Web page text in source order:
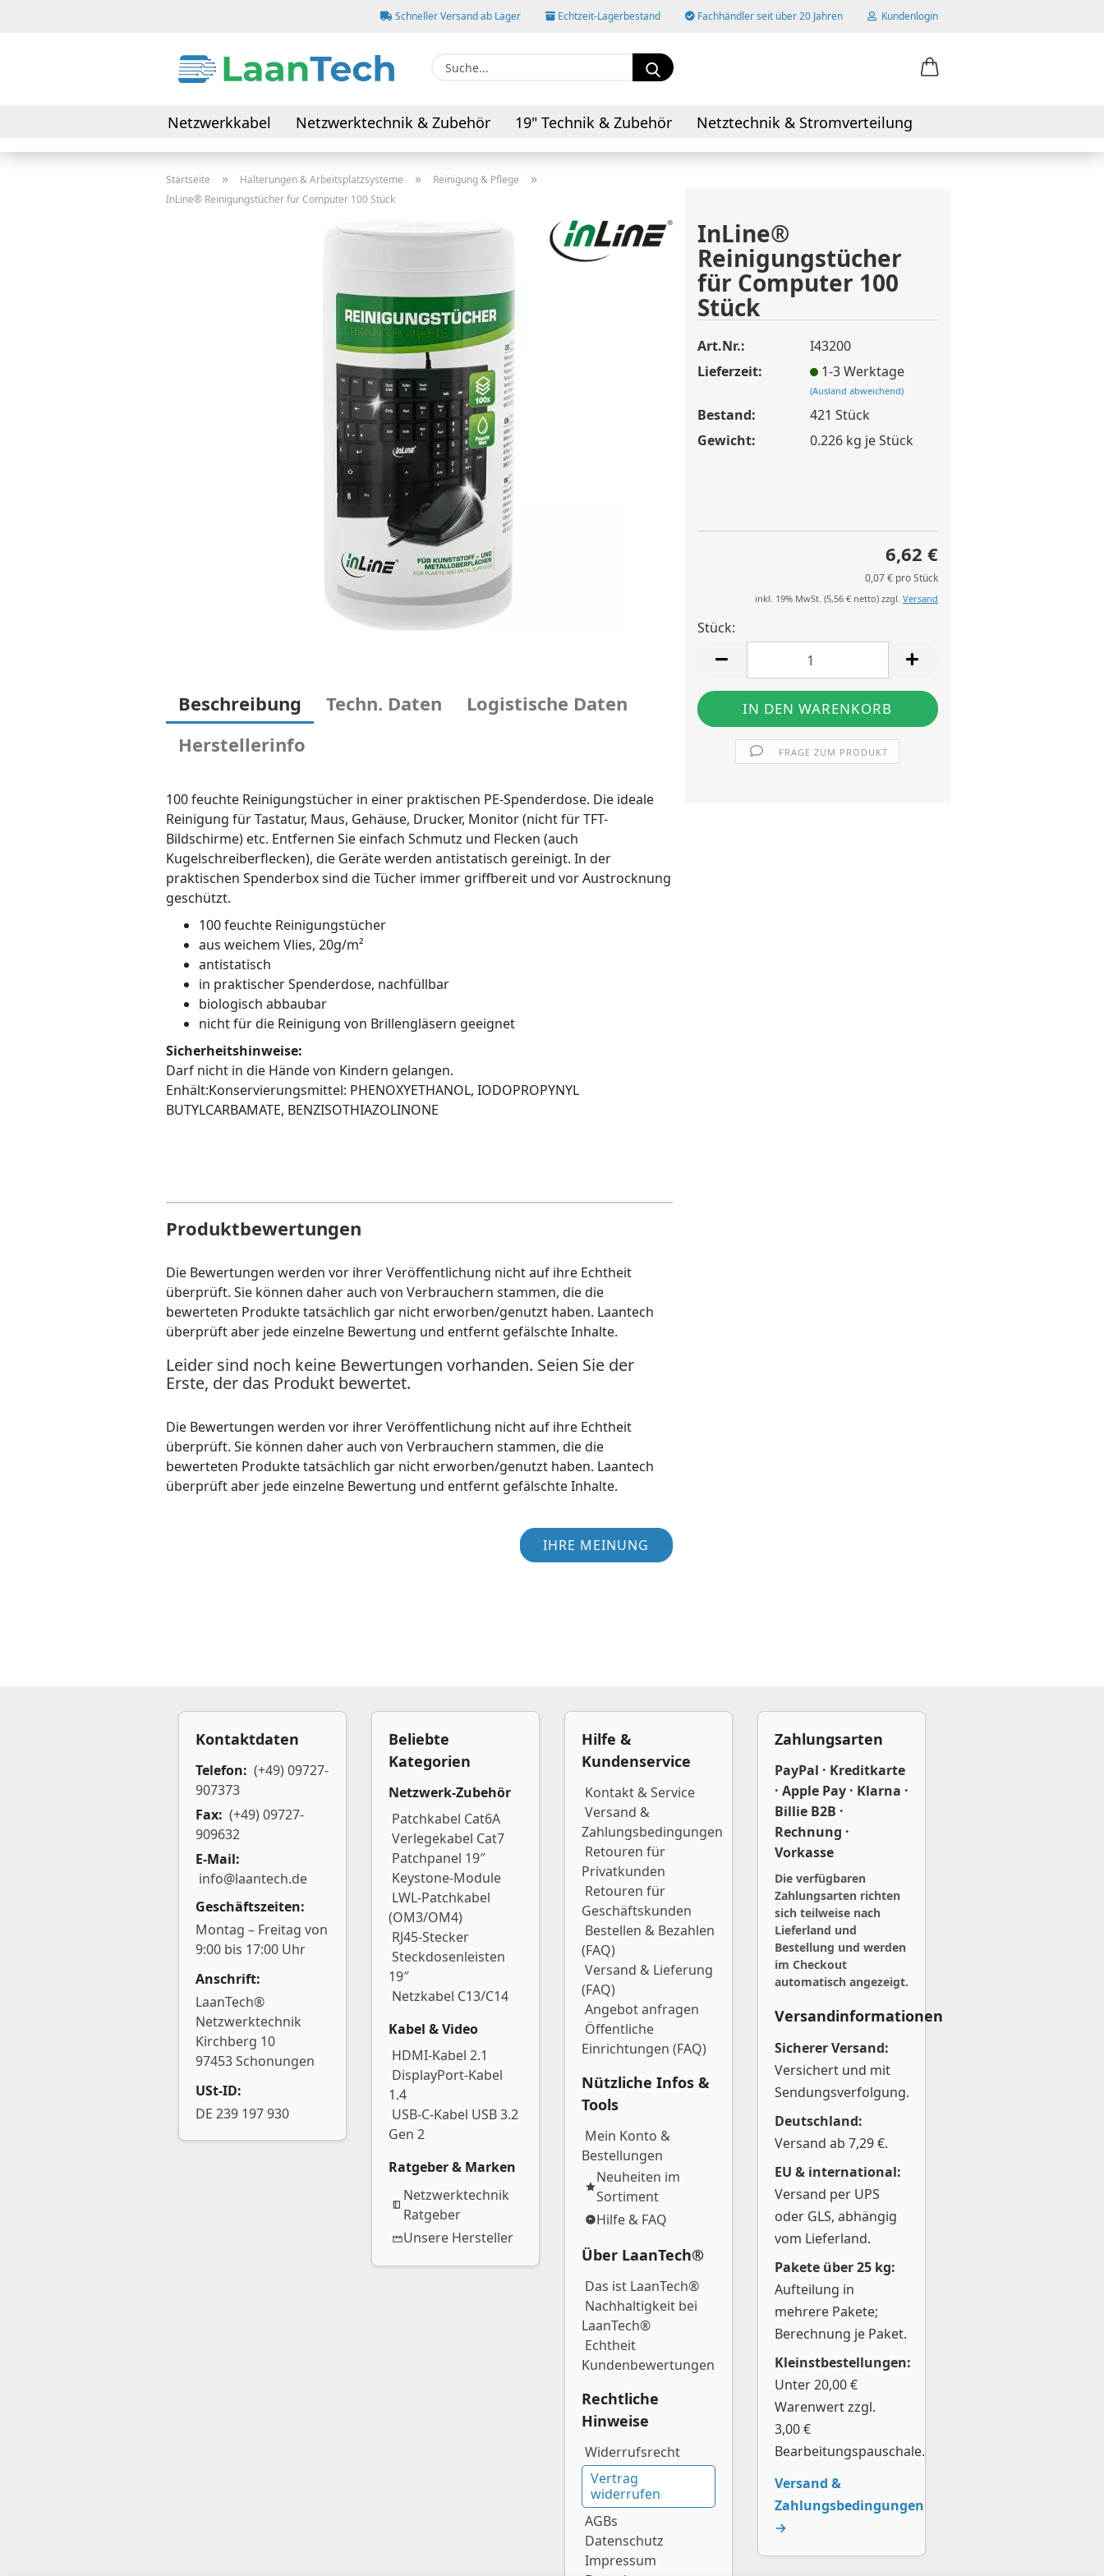
Schneller Versand ab Lager Echtzeit-Lagerbestand Fachhändler seit über 20 Jahren Kundenlogin
Passwort
Konto erstellen
Passwort vergessen?
Suche...
Netzwerkkabel Netzwerktechnik & Zubehör 19" Technik & Zubehör
Netztechnik & Stromverteilung
Daten- & Verbindungskabel
AV-Kabel & Adapter
Startseite » Halterungen & Arbeitsplatzsysteme » Reinigung & Pflege »
InLine® Reinigungstücher für Computer 100 Stück
InLine®
Reinigungstücher
für Computer 100
Stück
Art.Nr.:
I43200
Lieferzeit:
1-3 Werktage
(Ausland abweichend)
Bestand: 421 Stück
Gewicht:
0.226kg je Stück
6,62 €
0,07 € pro Stück
inkl. 19% MwSt. (5,56 € netto) zzgl. Versand
Stück:
Stück
FRAGE ZUM PRODUKT
Beschreibung Techn. Daten
Logistische Daten
Herstellerinfo
100 feuchte Reinigungstücher in einer praktischen PE-Spenderdose. Die ideale
Reinigung für Tastatur, Maus, Gehäuse, Drucker, Monitor (nicht für TFT-
Bildschirme) etc. Entfernen Sie einfach Schmutz und Flecken (auch
Kugelschreiberflecken), die Geräte werden antistatisch gereinigt. In der
praktischen Spenderbox sind die Tücher immer griffbereit und vor Austrocknung
geschützt.
100 feuchte Reinigungstücher
aus weichem Vlies, 20g/m²
antistatisch
in praktischer Spenderdose, nachfüllbar
biologisch abbaubar
nicht für die Reinigung von Brillengläsern geeignet
Sicherheitshinweise:
Darf nicht in die Hände von Kindern gelangen.
Enhält:Konservierungsmittel: PHENOXYETHANOL, IODOPROPYNYL
BUTYLCARBAMATE, BENZISOTHIAZOLINONE
Produktbewertungen
Die Bewertungen werden vor ihrer Veröffentlichung nicht auf ihre Echtheit
überprüft. Sie können daher auch von Verbrauchern stammen, die die
bewerteten Produkte tatsächlich gar nicht erworben/genutzt haben. Laantech
überprüft aber jede einzelne Bewertung und entfernt gefälschte Inhalte.
Leider sind noch keine Bewertungen vorhanden. Seien Sie der
Erste, der das Produkt bewertet.
Die Bewertungen werden vor ihrer Veröffentlichung nicht auf ihre Echtheit
überprüft. Sie können daher auch von Verbrauchern stammen, die die
bewerteten Produkte tatsächlich gar nicht erworben/genutzt haben. Laantech
überprüft aber jede einzelne Bewertung und entfernt gefälschte Inhalte.
IHRE MEINUNG
Kontaktdaten
Telefon: (+49) 09727-
907373
Fax: (+49) 09727-
909632
E-Mail:
info@laantech.de
Geschäftszeiten:
Montag – Freitag von
9:00 bis 17:00 Uhr
Anschrift:
LaanTech®
Netzwerktechnik
Kirchberg 10
97453 Schonungen
USt-ID:
DE 239 197 930
Beliebte
Kategorien
Netzwerk-Zubehör
Patchkabel Cat6A
Verlegekabel Cat7
Patchpanel 19″
Keystone-Module
LWL-Patchkabel
(OM3/OM4)
RJ45-Stecker
Steckdosenleisten
19″
Netzkabel C13/C14
Kabel & Video
HDMI-Kabel 2.1
DisplayPort-Kabel
1.4
USB-C-Kabel USB 3.2
Gen 2
Ratgeber & Marken
Netzwerktechnik
Ratgeber
Unsere Hersteller
Hilfe &
Kundenservice
Kontakt & Service
Versand &
Zahlungsbedingungen
Retouren für
Privatkunden
Retouren für
Geschäftskunden
Bestellen & Bezahlen
(FAQ)
Versand & Lieferung
(FAQ)
Angebot anfragen
Öffentliche
Einrichtungen (FAQ)
Nützliche Infos &
Tools
Mein Konto &
Bestellungen
Neuheiten im
Sortiment
Hilfe & FAQ
Über LaanTech®
Das ist LaanTech®
Nachhaltigkeit bei
LaanTech®
Echtheit
Kundenbewertungen
Rechtliche
Hinweise
Widerrufsrecht
Vertrag
widerrufen
AGBs
Datenschutz
Impressum
Zahlungsarten
PayPal · Kreditkarte
· Apple Pay · Klarna ·
Billie B2B ·
Rechnung ·
Vorkasse
Die verfügbaren
Zahlungsarten richten
sich teilweise nach
Lieferland und
Bestellung und werden
im Checkout
automatisch angezeigt.
Versandinformationen
Sicherer Versand:
Versichert und mit
Sendungsverfolgung.
Deutschland:
Versand ab 7,29 €.
EU & international:
Versand per UPS
oder GLS, abhängig
vom Lieferland.
Pakete über 25 kg:
Aufteilung in
mehrere Pakete;
Berechnung je Paket.
Kleinstbestellungen:
Unter 20,00 €
Warenwert zzgl.
3,00 €
Bearbeitungspauschale.
Versand &
Zahlungsbedingungen
→